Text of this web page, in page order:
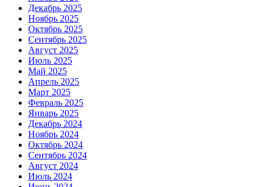
Декабрь 2025
Ноябрь 2025
Октябрь 2025
Сентябрь 2025
Август 2025
Июль 2025
Май 2025
Апрель 2025
Март 2025
Февраль 2025
Январь 2025
Декабрь 2024
Ноябрь 2024
Октябрь 2024
Сентябрь 2024
Август 2024
Июль 2024